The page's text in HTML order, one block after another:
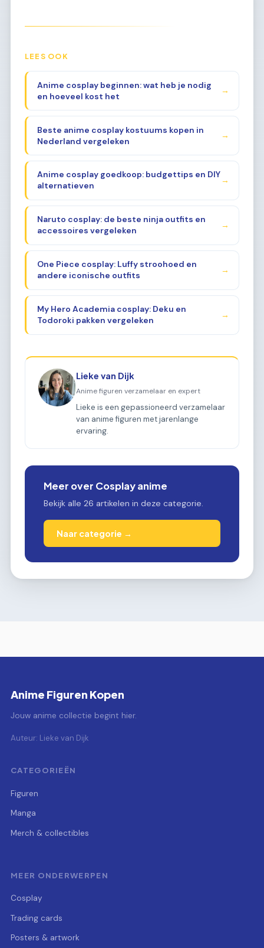
LEES OOK
Anime cosplay beginnen: wat heb je nodig
en hoeveel kost het
→
Beste anime cosplay kostuums kopen in
Nederland vergeleken
→
Anime cosplay goedkoop: budgettips en DIY
alternatieven
→
Naruto cosplay: de beste ninja outfits en
accessoires vergeleken
→
One Piece cosplay: Luffy stroohoed en
andere iconische outfits
→
My Hero Academia cosplay: Deku en
Todoroki pakken vergeleken
→
Lieke van Dijk
Anime figuren verzamelaar en expert
Lieke is een gepassioneerd verzamelaar
van anime figuren met jarenlange
ervaring.
Meer over Cosplay anime
Bekijk alle 26 artikelen in deze categorie.
Naar categorie →
Anime Figuren Kopen
Jouw anime collectie begint hier.
Auteur: Lieke van Dijk
CATEGORIEËN
Figuren
Manga
Merch & collectibles
MEER ONDERWERPEN
Cosplay
Trading cards
Posters & artwork